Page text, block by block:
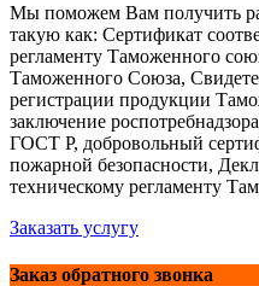
Мы поможем Вам получить
такую как: Сертификат
регламенту Таможенного
Таможенного Союза,
регистрации продукции
заключение
ГОСТ Р, добровольный
пожарной безопасности,
техническому регламенту
Заказать услугу
Заказ обратного звонка